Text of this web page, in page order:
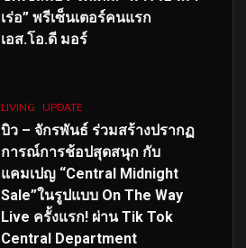
เร่อ” พรีเซ็นเตอร์คนแรก
เอส.โอ.ดี มอร์
LIVING UPDATE
บิว – จักรพันธ์ ร่วมสร้างปรากฏ
การณ์การช้อปสุดสนุก กับ
แคมเปญ “Central Midnight
Sale”ในรูปแบบ On The Way
Live ครั้งแรก! ผ่าน Tik Tok
Central Department